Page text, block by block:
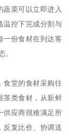
蔬菜可以立即进入
温控下完成分割与
一份食材在到达客
。
食堂的食材采购往
茎类食材，从新鲜
供应商很难满足所
反复比价、协调送